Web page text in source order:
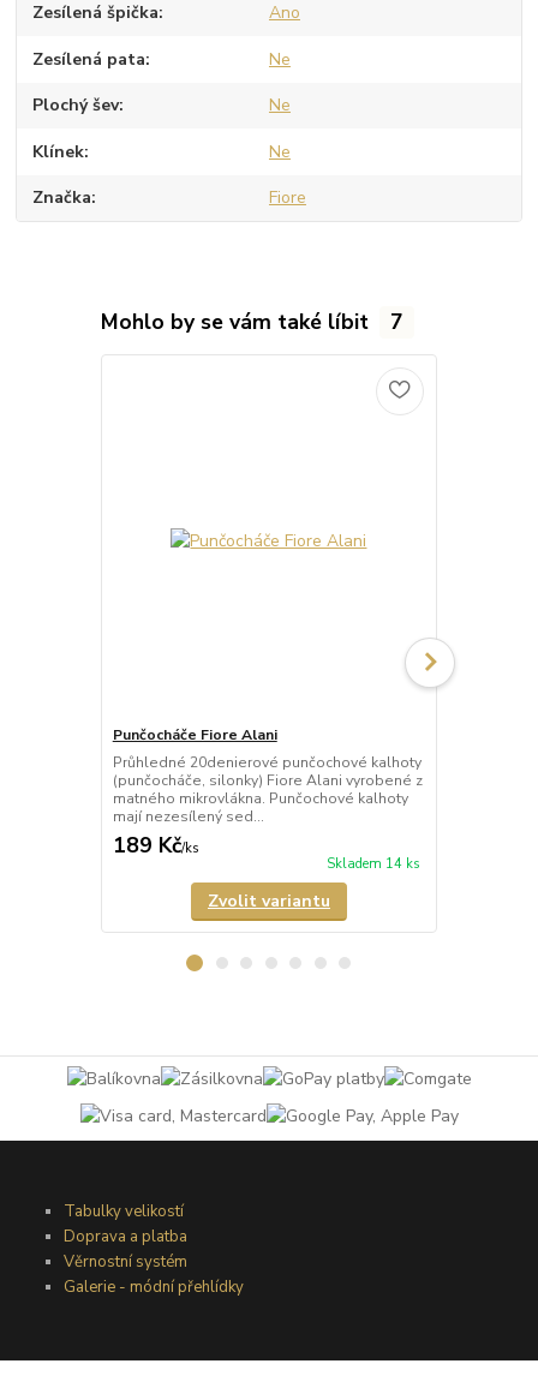
Zesílená špička Ano
Zesílená pata Ne
Plochý šev Ne
Klínek Ne
Značka Fiore
Mohlo by se vám také líbit 7
Punčocháče Fiore Alani
Průhledné 20denierové punčochové kalhoty
(punčocháče, silonky) Fiore Alani vyrobené z
matného mikrovlákna. Punčochové kalhoty
mají nezesílený sed...
189 Kč/ks
Skladem 14 ks
Zvolit variantu
Tabulky velikostí
Doprava a platba
Věrnostní systém
Galerie - módní přehlídky